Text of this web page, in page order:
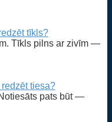
tīkls?
Tīkls pilns ar zivīm —
tiesa?
pats būt —